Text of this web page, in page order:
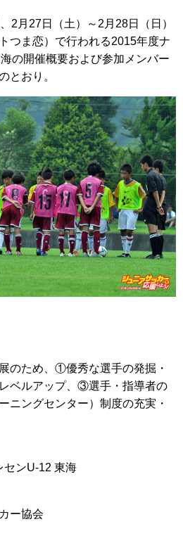
2月27日（土）～2月28日（日）
つま恋）で行われる2015年度ナ
の開催概要および参加メンバー
とおり。
のため、①優秀な選手の発掘・
ベルアップ、③選手・指導者の
ニングセンター）制度の充実・
センU-12 東海
ー協会